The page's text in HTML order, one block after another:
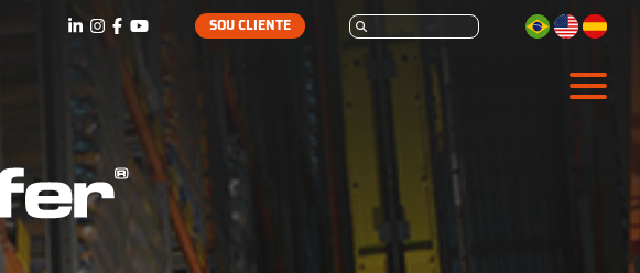
SOU CLIENTE
ARMAZENAGEM
AUTOMAÇÃO
SERVIÇOS